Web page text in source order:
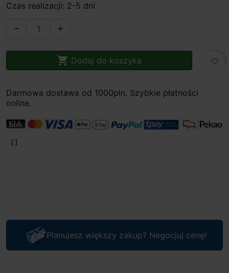
Czas realizacji: 2-5 dni
 
 Dodaj do koszyka favorite_border
Darmowa dostawa od 1000pln. Szybkie płatności
online.
Planujesz większy zakup? Negocjuj cenę!